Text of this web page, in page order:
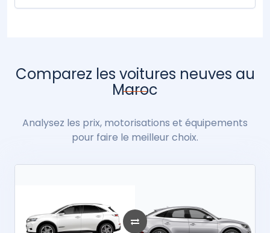
Comparez les voitures neuves au
Maroc
Analysez les prix, motorisations et équipements
pour faire le meilleur choix.